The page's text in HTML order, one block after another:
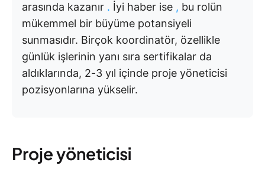
arasında kazanır . İyi haber ise , bu rolün
mükemmel bir büyüme potansiyeli
sunmasıdır. Birçok koordinatör, özellikle
günlük işlerinin yanı sıra sertifikalar da
aldıklarında, 2-3 yıl içinde proje yöneticisi
pozisyonlarına yükselir.
Proje yöneticisi